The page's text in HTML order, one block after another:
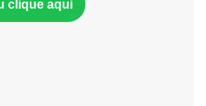
clique aqui